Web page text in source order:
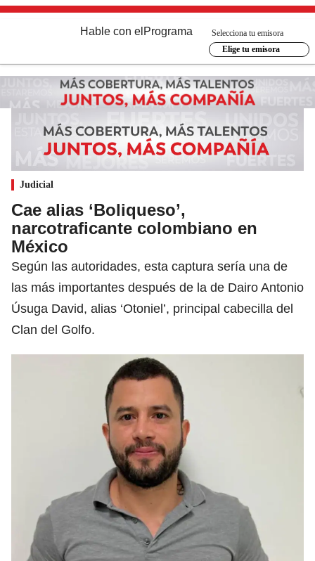
Hable con el Programa
Selecciona tu emisora
Elige tu emisora
Judicial
Cae alias ‘Boliqueso’,
narcotraficante colombiano en
México
Según las autoridades, esta captura sería una de
las más importantes después de la de Dairo Antonio
Úsuga David, alias ‘Otoniel’, principal cabecilla del
Clan del Golfo.